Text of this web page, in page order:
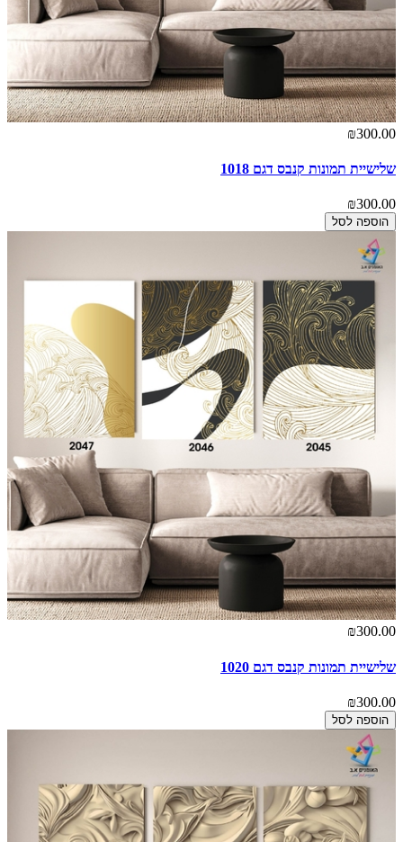
₪300.00
שלישיית תמונות קנבס דגם 1018
₪300.00
הוספה לסל
₪300.00
שלישיית תמונות קנבס דגם 1020
₪300.00
הוספה לסל